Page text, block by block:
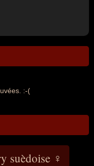
:-(
suèdoise ♀